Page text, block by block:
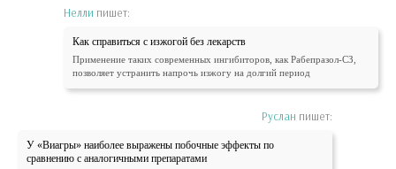
Нелли пишет:
Как справиться с изжогой без лекарств
Применение таких современных ингибиторов, как Рабепразол-СЗ,
позволяет устранить напрочь изжогу на долгий период
Руслан пишет:
У «Виагры» наиболее выражены побочные эффекты по
сравнению с аналогичными препаратами